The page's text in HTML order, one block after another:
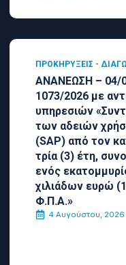
ΠΡΟΚΗΡΎΞΕΙΣ -
ΑΝΑΝΕΩΣΗ – 04/
1073/2026 με
υπηρεσιών
των αδειών
(SAP) από τον
τρία (3) έτη,
ενός
χιλιάδων ευρώ
Φ.Π.Α.»
4 Αυγούστου, 2026